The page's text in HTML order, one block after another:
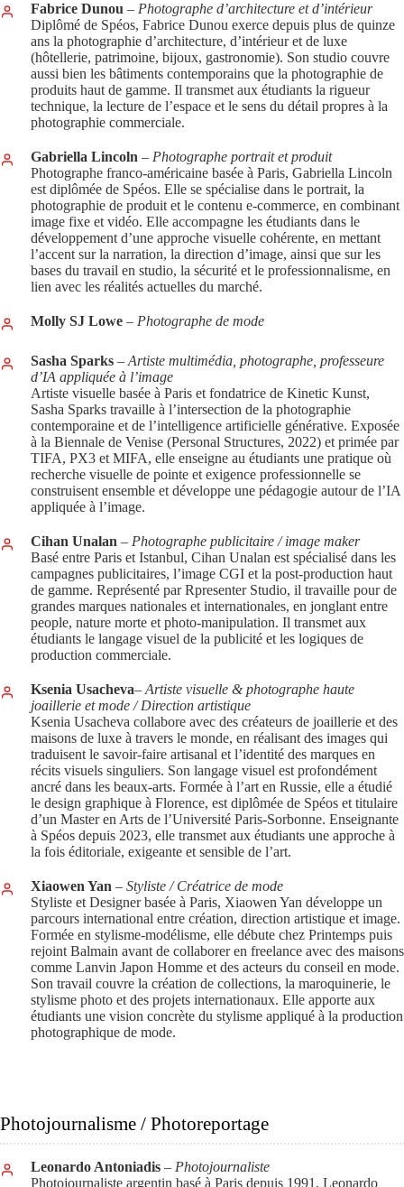
Fabrice Dunou – Photographe d’architecture et d’intérieur
Diplômé de Spéos, Fabrice Dunou exerce depuis plus de quinze
ans la photographie d’architecture, d’intérieur et de luxe
(hôtellerie, patrimoine, bijoux, gastronomie). Son studio couvre
aussi bien les bâtiments contemporains que la photographie de
produits haut de gamme. Il transmet aux étudiants la rigueur
technique, la lecture de l’espace et le sens du détail propres à la
photographie commerciale.
Gabriella Lincoln – Photographe portrait et produit
Photographe franco-américaine basée à Paris, Gabriella Lincoln
est diplômée de Spéos. Elle se spécialise dans le portrait, la
photographie de produit et le contenu e-commerce, en combinant
image fixe et vidéo. Elle accompagne les étudiants dans le
développement d’une approche visuelle cohérente, en mettant
l’accent sur la narration, la direction d’image, ainsi que sur les
bases du travail en studio, la sécurité et le professionnalisme, en
lien avec les réalités actuelles du marché.
Molly SJ Lowe – Photographe de mode
Sasha Sparks – Artiste multimédia, photographe, professeure
d’IA appliquée à l’image
Artiste visuelle basée à Paris et fondatrice de Kinetic Kunst,
Sasha Sparks travaille à l’intersection de la photographie
contemporaine et de l’intelligence artificielle générative. Exposée
à la Biennale de Venise (Personal Structures, 2022) et primée par
TIFA, PX3 et MIFA, elle enseigne au étudiants une pratique où
recherche visuelle de pointe et exigence professionnelle se
construisent ensemble et développe une pédagogie autour de l’IA
appliquée à l’image.
Cihan Unalan – Photographe publicitaire / image maker
Basé entre Paris et Istanbul, Cihan Unalan est spécialisé dans les
campagnes publicitaires, l’image CGI et la post-production haut
de gamme. Représenté par Rpresenter Studio, il travaille pour de
grandes marques nationales et internationales, en jonglant entre
people, nature morte et photo-manipulation. Il transmet aux
étudiants le langage visuel de la publicité et les logiques de
production commerciale.
Ksenia Usacheva– Artiste visuelle & photographe haute
joaillerie et mode / Direction artistique
Ksenia Usacheva collabore avec des créateurs de joaillerie et des
maisons de luxe à travers le monde, en réalisant des images qui
traduisent le savoir-faire artisanal et l’identité des marques en
récits visuels singuliers. Son langage visuel est profondément
ancré dans les beaux-arts. Formée à l’art en Russie, elle a étudié
le design graphique à Florence, est diplômée de Spéos et titulaire
d’un Master en Arts de l’Université Paris-Sorbonne. Enseignante
à Spéos depuis 2023, elle transmet aux étudiants une approche à
la fois éditoriale, exigeante et sensible de l’art.
Xiaowen Yan – Styliste / Créatrice de mode
Styliste et Designer basée à Paris, Xiaowen Yan développe un
parcours international entre création, direction artistique et image.
Formée en stylisme-modélisme, elle débute chez Printemps puis
rejoint Balmain avant de collaborer en freelance avec des maisons
comme Lanvin Japon Homme et des acteurs du conseil en mode.
Son travail couvre la création de collections, la maroquinerie, le
stylisme photo et des projets internationaux. Elle apporte aux
étudiants une vision concrète du stylisme appliqué à la production
photographique de mode.
Photojournalisme / Photoreportage
Leonardo Antoniadis – Photojournaliste
Photojournaliste argentin basé à Paris depuis 1991, Leonardo